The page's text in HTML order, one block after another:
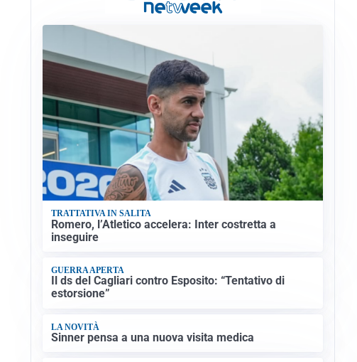
TRATTATIVA IN SALITA
Romero, l’Atletico accelera: Inter costretta a
inseguire
GUERRA APERTA
Il ds del Cagliari contro Esposito: “Tentativo di
estorsione”
LA NOVITÀ
Sinner pensa a una nuova visita medica